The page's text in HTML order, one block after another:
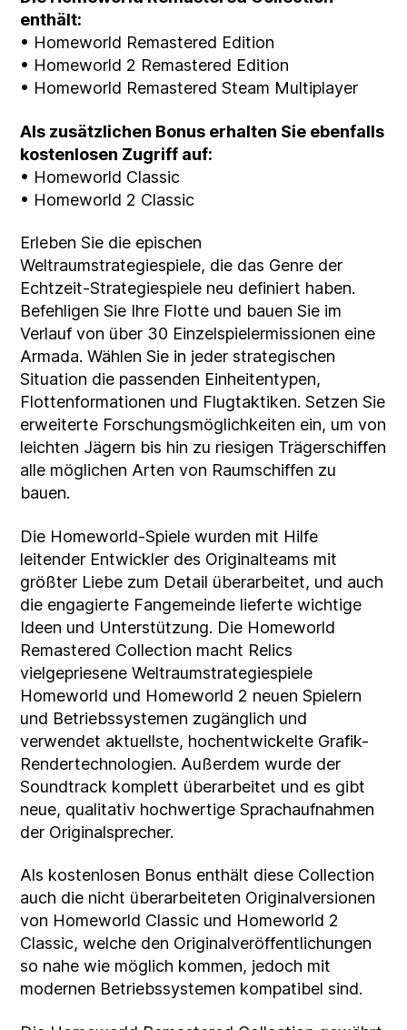
enthält:
• Homeworld Remastered Edition
• Homeworld 2 Remastered Edition
• Homeworld Remastered Steam Multiplayer
Als zusätzlichen Bonus erhalten Sie ebenfalls
kostenlosen Zugriff auf:
• Homeworld Classic
• Homeworld 2 Classic
Erleben Sie die epischen
Weltraumstrategiespiele, die das Genre der
Echtzeit-Strategiespiele neu definiert haben.
Befehligen Sie Ihre Flotte und bauen Sie im
Verlauf von über 30 Einzelspielermissionen eine
Armada. Wählen Sie in jeder strategischen
Situation die passenden Einheitentypen,
Flottenformationen und Flugtaktiken. Setzen Sie
erweiterte Forschungsmöglichkeiten ein, um von
leichten Jägern bis hin zu riesigen Trägerschiffen
alle möglichen Arten von Raumschiffen zu
bauen.
Die Homeworld-Spiele wurden mit Hilfe
leitender Entwickler des Originalteams mit
größter Liebe zum Detail überarbeitet, und auch
die engagierte Fangemeinde lieferte wichtige
Ideen und Unterstützung. Die Homeworld
Remastered Collection macht Relics
vielgepriesene Weltraumstrategiespiele
Homeworld und Homeworld 2 neuen Spielern
und Betriebssystemen zugänglich und
verwendet aktuellste, hochentwickelte Grafik-
Rendertechnologien. Außerdem wurde der
Soundtrack komplett überarbeitet und es gibt
neue, qualitativ hochwertige Sprachaufnahmen
der Originalsprecher.
Als kostenlosen Bonus enthält diese Collection
auch die nicht überarbeiteten Originalversionen
von Homeworld Classic und Homeworld 2
Classic, welche den Originalveröffentlichungen
so nahe wie möglich kommen, jedoch mit
modernen Betriebssystemen kompatibel sind.